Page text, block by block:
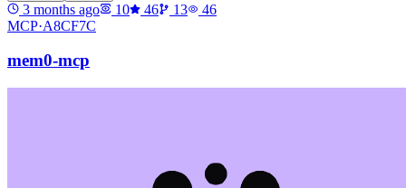
3 months ago 10 46 13
46
MCP·A8CF7C
mem0-mcp